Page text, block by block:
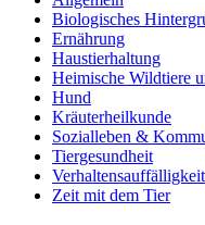
Biologisches
Ernährung
Haustierhaltung
Heimische Wildtiere
Hund
Kräuterheilkunde
Sozialleben &
Tiergesundheit
Zeit mit dem Tier